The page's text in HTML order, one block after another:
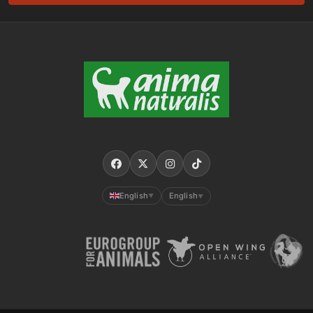
English ▼ English ▼